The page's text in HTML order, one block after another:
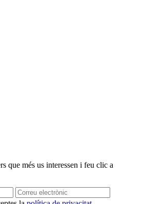
que més us interessen i feu clic a